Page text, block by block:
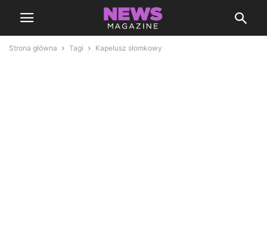
Strona główna Tagi Kapelusz słomkowy